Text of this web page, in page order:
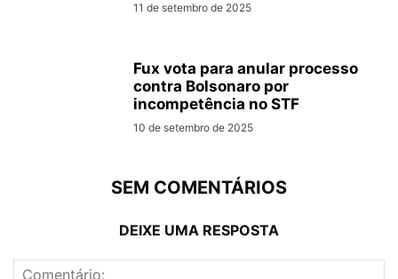
11 de setembro de 2025
Fux vota para anular processo
contra Bolsonaro por
incompetência no STF
10 de setembro de 2025
SEM COMENTÁRIOS
DEIXE UMA RESPOSTA